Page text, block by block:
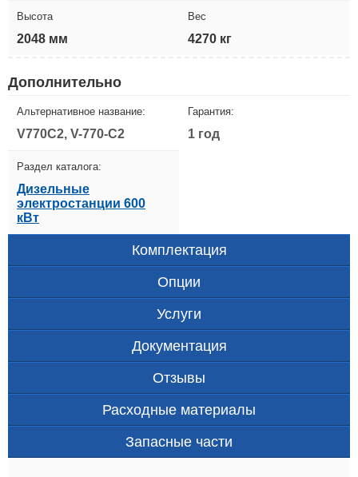
Высота
2048 мм
Вес
4270 кг
Дополнительно
Альтернативное название:
V770C2, V-770-C2
Гарантия:
1 год
Раздел каталога:
Дизельные
электростанции 600
кВт
Комплектация
Опции
Услуги
Документация
Отзывы
Расходные материалы
Запасные части